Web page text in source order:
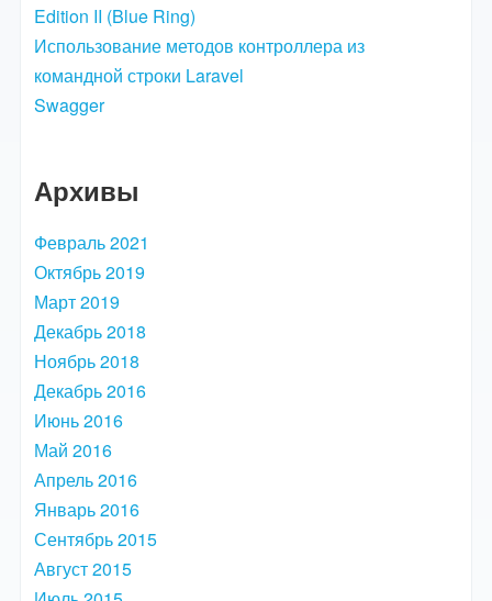
Edition II (Blue Ring)
Использование методов контроллера из
командной строки Laravel
Swagger
Архивы
Февраль 2021
Октябрь 2019
Март 2019
Декабрь 2018
Ноябрь 2018
Декабрь 2016
Июнь 2016
Май 2016
Апрель 2016
Январь 2016
Сентябрь 2015
Август 2015